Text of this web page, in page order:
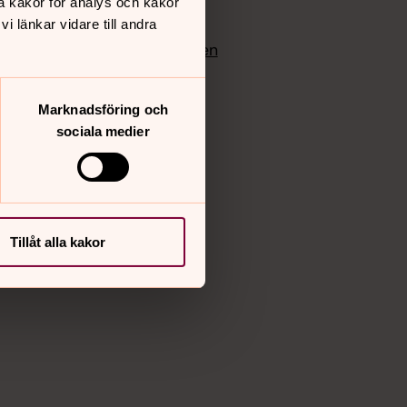
länkar vidare till andra
Marknadsföring och
sociala medier
Tillåt alla kakor
Instagram
Vimeo
Bloggportalen